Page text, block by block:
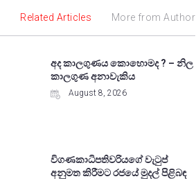
Related Articles More from Author
අද කාලගුණය කොහොමද ? – නිල
කාලගුණ අනාවැකිය
August 8, 2026
විගණකාධිපතිවරියගේ වැටුප්
අනුමත කිරීමට රජයේ මුදල් පිළිබඳ